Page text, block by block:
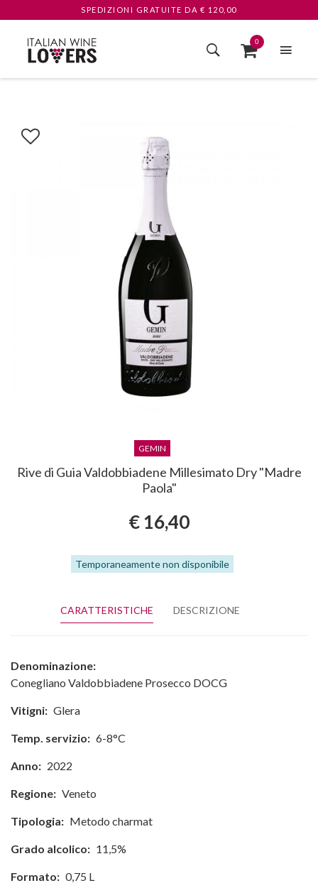
SPEDIZIONI GRATUITE DA € 120,00
0
GEMIN
Rive di Guia Valdobbiadene Millesimato Dry "Madre
Paola"
€ 16,40
Temporaneamente non disponibile
CARATTERISTICHE DESCRIZIONE
Denominazione:
Conegliano Valdobbiadene Prosecco DOCG
Vitigni: Glera
Temp. servizio: 6-8°C
Anno: 2022
Regione: Veneto
Tipologia: Metodo charmat
Grado alcolico: 11,5%
Formato: 0,75 L